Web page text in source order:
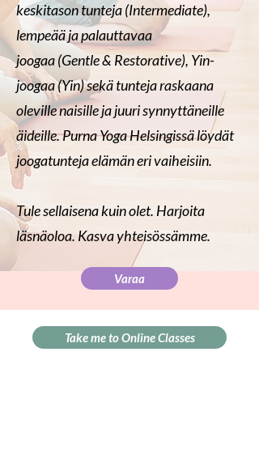
keskitason tunteja (Intermediate),
lempeää ja palauttavaa
joogaa (Gentle & Restorative), Yin-
joogaa (Yin) sekä tunteja raskaana
oleville naisille ja juuri synnyttäneille
äideille. Purna Yoga Helsingissä löydät
joogatunteja elämän eri vaiheisiin.
Tule sellaisena kuin olet. Harjoita
läsnäoloa. Kasva yhteisössämme.
Varaa
Take me to Online Classes